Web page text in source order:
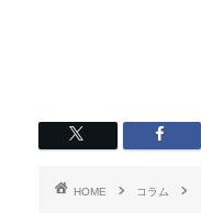
HOME コラム